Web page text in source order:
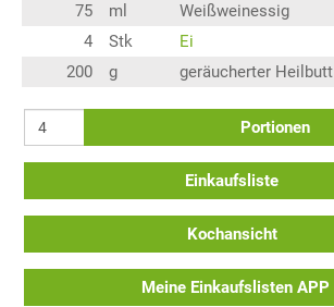
75
ml
Weißweinessig
4
Stk
Ei
200
g geräucherter Heilbutt
Portionen
Einkaufsliste
Kochansicht
Meine Einkaufslisten APP